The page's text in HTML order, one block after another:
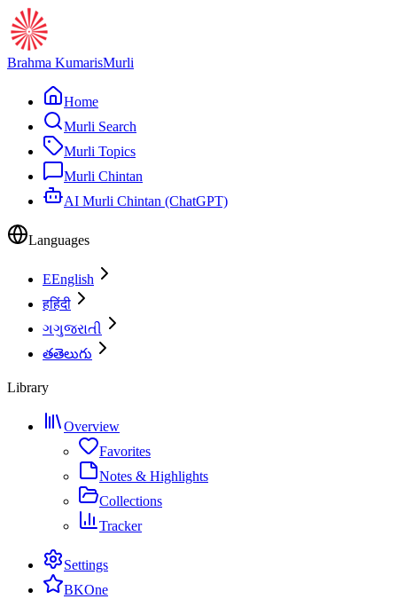
Brahma KumarisMurli
Home
Murli Search
Murli Topics
Murli Chintan
AI Murli Chintan (ChatGPT)
Languages
EEnglish
हहिंदी
ગગુજરાતી
తతెలుగు
Library
Overview
Favorites
Notes & Highlights
Collections
Tracker
Settings
BKOne